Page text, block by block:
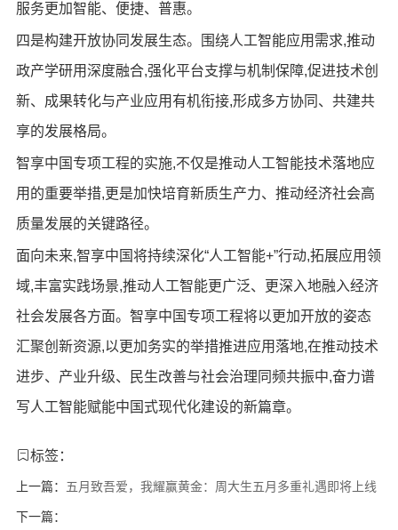
服务更加智能、便捷、普惠。
四是构建开放协同发展生态。围绕人工智能应用需求,推动
政产学研用深度融合,强化平台支撑与机制保障,促进技术创
新、成果转化与产业应用有机衔接,形成多方协同、共建共
享的发展格局。
智享中国专项工程的实施,不仅是推动人工智能技术落地应
用的重要举措,更是加快培育新质生产力、推动经济社会高
质量发展的关键路径。
面向未来,智享中国将持续深化“人工智能+”行动,拓展应用领
域,丰富实践场景,推动人工智能更广泛、更深入地融入经济
社会发展各方面。智享中国专项工程将以更加开放的姿态
汇聚创新资源,以更加务实的举措推进应用落地,在推动技术
进步、产业升级、民生改善与社会治理同频共振中,奋力谱
写人工智能赋能中国式现代化建设的新篇章。
标签：
上一篇： 五月致吾爱，我耀赢黄金：周大生五月多重礼遇即将上线
下一篇：